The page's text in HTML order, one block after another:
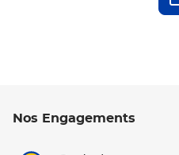
Nos Engagements